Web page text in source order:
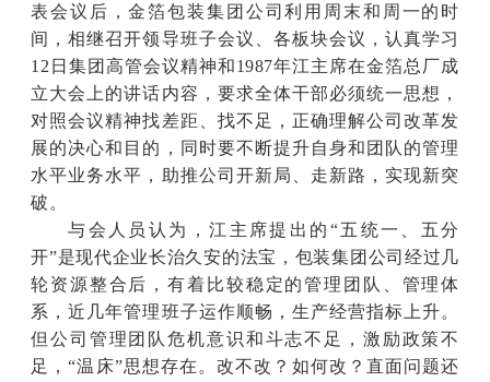
表会议后，金箔包装集团公司利用周末和周一的时
间，相继召开领导班子会议、各板块会议，认真学习
12日集团高管会议精神和1987年江主席在金箔总厂成
立大会上的讲话内容，要求全体干部必须统一思想，
对照会议精神找差距、找不足，正确理解公司改革发
展的决心和目的，同时要不断提升自身和团队的管理
水平业务水平，助推公司开新局、走新路，实现新突
破。
与会人员认为，江主席提出的 “五统一、五分
开”是现代企业长治久安的法宝，包装集团公司经过几
轮资源整合后，有着比较稳定的管理团队、管理体
系，近几年管理班子运作顺畅，生产经营指标上升。
但公司管理团队危机意识和斗志不足，激励政策不
足，“温床”思想存在。改不改？如何改？直面问题还